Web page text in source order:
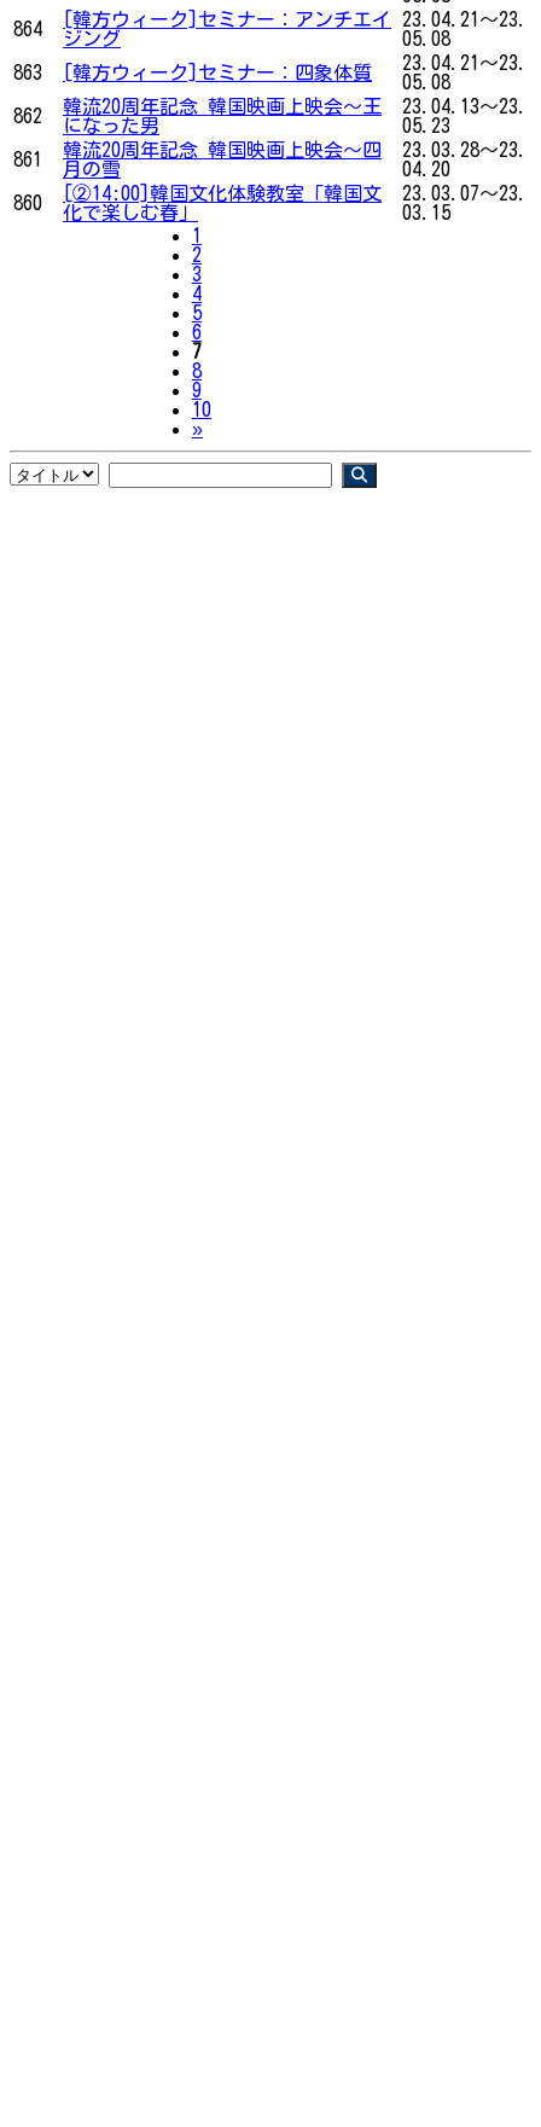
864
[韓方ウィーク]セミナー：アンチエイ
ジング
23.04.21～23.
05.08
863
[韓方ウィーク]セミナー：四象体質
23.04.21～23.
05.08
862
韓流20周年記念 韓国映画上映会〜王
になった男
23.04.13～23.
05.23
861
韓流20周年記念 韓国映画上映会〜四
月の雪
23.03.28～23.
04.20
860
[②14:00]韓国文化体験教室「韓国文
化で楽しむ春」
23.03.07～23.
03.15
1
2
3
4
5
6
7
8
9
10
»Next